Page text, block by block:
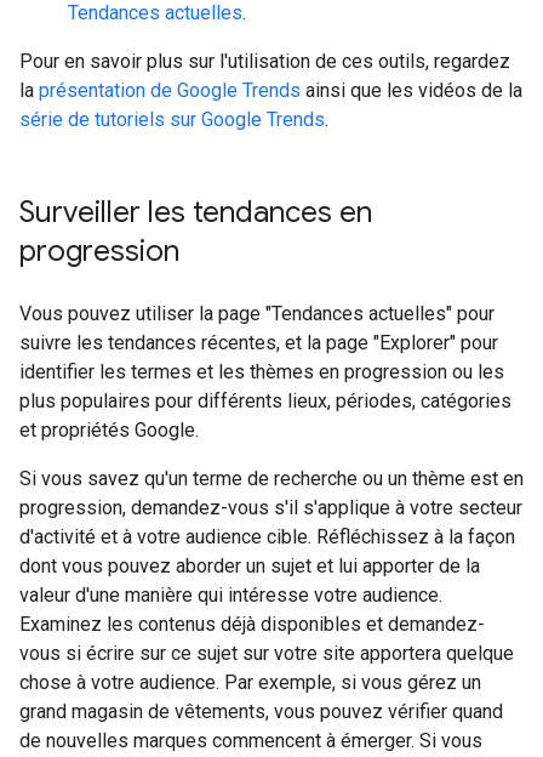
Tendances actuelles.
Pour en savoir plus sur l'utilisation de ces outils, regardez
la présentation de Google Trends ainsi que les vidéos de la
série de tutoriels sur Google Trends.
Surveiller les tendances en
progression
Vous pouvez utiliser la page "Tendances actuelles" pour
suivre les tendances récentes, et la page "Explorer" pour
identifier les termes et les thèmes en progression ou les
plus populaires pour différents lieux, périodes, catégories
et propriétés Google.
Si vous savez qu'un terme de recherche ou un thème est en
progression, demandez-vous s'il s'applique à votre secteur
d'activité et à votre audience cible. Réfléchissez à la façon
dont vous pouvez aborder un sujet et lui apporter de la
valeur d'une manière qui intéresse votre audience.
Examinez les contenus déjà disponibles et demandez-
vous si écrire sur ce sujet sur votre site apportera quelque
chose à votre audience. Par exemple, si vous gérez un
grand magasin de vêtements, vous pouvez vérifier quand
de nouvelles marques commencent à émerger. Si vous